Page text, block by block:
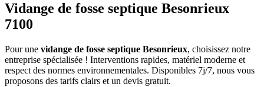
Vidange de fosse septique Besonrieux
7100
Pour une vidange de fosse septique Besonrieux, choisissez notre
entreprise spécialisée ! Interventions rapides, matériel moderne et
respect des normes environnementales. Disponibles 7j/7, nous vous
proposons des tarifs clairs et un devis gratuit.